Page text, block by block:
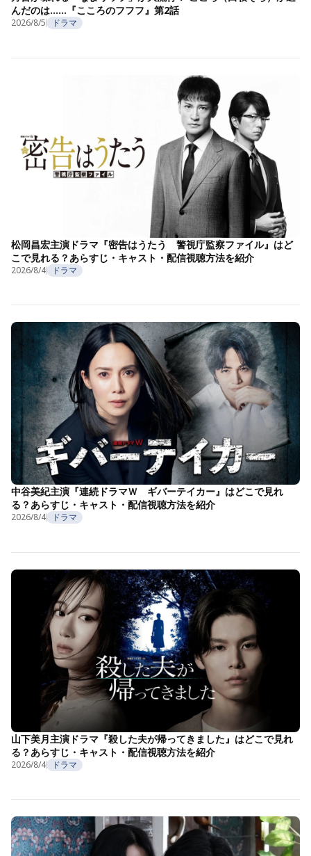
んだのは……『こころのフフフ』第2話
2026/8/5 ドラマ
松岡昌宏主演ドラマ『密告はうたう 警視庁監察ファイル』はど
こで見れる？あらすじ・キャスト・配信視聴方法を紹介
2026/8/4 ドラマ
中谷美紀主演『連続ドラマＷ ギバーテイカー』はどこで見れ
る？あらすじ・キャスト・配信視聴方法を紹介
2026/8/4 ドラマ
山下美月主演ドラマ『殺した夫が帰ってきました』はどこで見れ
る？あらすじ・キャスト・配信視聴方法を紹介
2026/8/4 ドラマ